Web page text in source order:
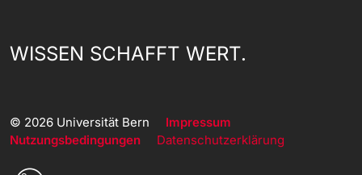
WISSEN SCHAFFT WERT.
© 2026 Universität Bern Impressum
Nutzungsbedingungen
Datenschutzerklärung